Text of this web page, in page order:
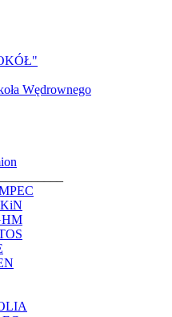
Wędrownego